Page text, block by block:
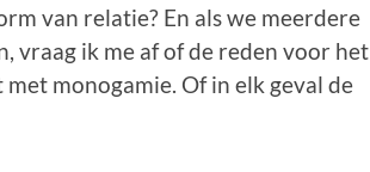
van relatie? En als we meerdere
vraag ik me af of de reden voor het
monogamie. Of in elk geval de